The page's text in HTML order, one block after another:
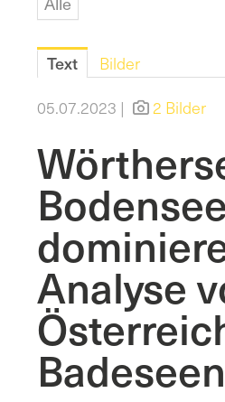
Text
Bilder
05.07.2023 |
2 Bilder
Bodensee
Analyse
Badeseen